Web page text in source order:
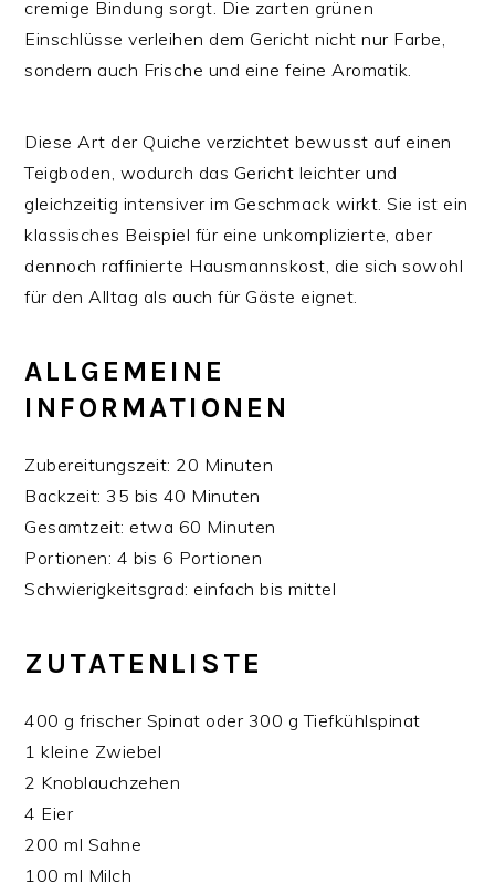
cremige Bindung sorgt. Die zarten grünen
Einschlüsse verleihen dem Gericht nicht nur Farbe,
sondern auch Frische und eine feine Aromatik.
Diese Art der Quiche verzichtet bewusst auf einen
Teigboden, wodurch das Gericht leichter und
gleichzeitig intensiver im Geschmack wirkt. Sie ist ein
klassisches Beispiel für eine unkomplizierte, aber
dennoch raffinierte Hausmannskost, die sich sowohl
für den Alltag als auch für Gäste eignet.
ALLGEMEINE
INFORMATIONEN
Zubereitungszeit: 20 Minuten
Backzeit: 35 bis 40 Minuten
Gesamtzeit: etwa 60 Minuten
Portionen: 4 bis 6 Portionen
Schwierigkeitsgrad: einfach bis mittel
ZUTATENLISTE
400 g frischer Spinat oder 300 g Tiefkühlspinat
1 kleine Zwiebel
2 Knoblauchzehen
4 Eier
200 ml Sahne
100 ml Milch